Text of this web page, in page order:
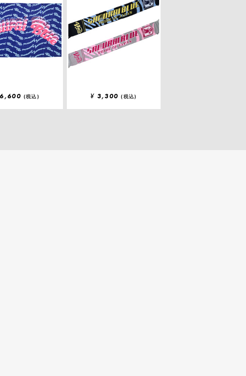
6,600 (税込) ¥ 3,300 (税込)